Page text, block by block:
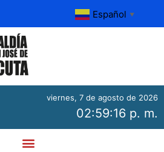
herramientas
Español ▼
viernes, 7 de agosto de 2026
02:59:16 p. m.